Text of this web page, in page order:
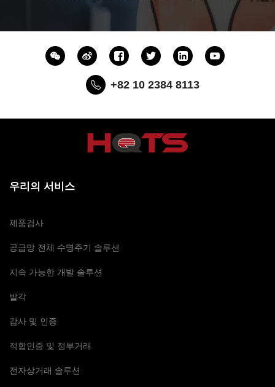
+82 10 2384 8113
우리의 서비스
제품검사
공급망 전체 수명주기 솔루션
지속 가능한 개발 솔루션
발각
감사 및 인증
적합인증 및 정부거래
전자상거래 솔루션